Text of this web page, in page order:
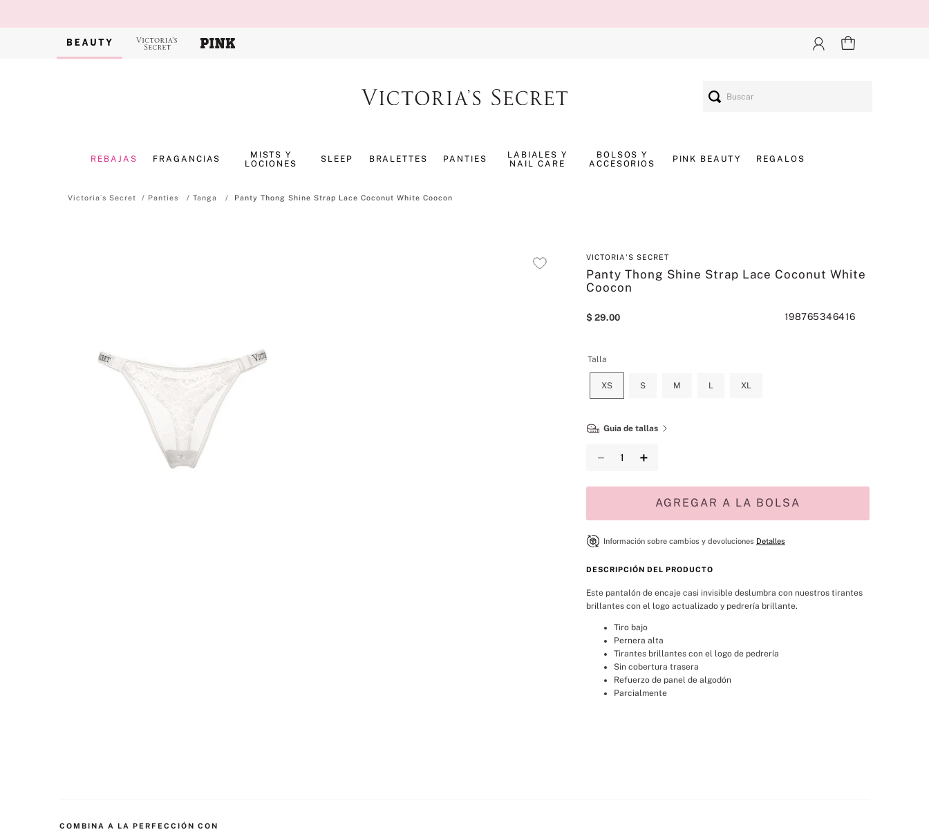
REBAJAS FRAGANCIAS
MISTS Y
LOCIONES
SLEEP BRALETTES PANTIES
LABIALES Y
NAIL CARE
BOLSOS Y
ACCESORIOS
PINK BEAUTY REGALOS
Panties Tanga Panty Thong Shine Strap Lace Coconut White Coocon
VICTORIA'S SECRET
Panty Thong Shine Strap Lace Coconut White
Coocon
$ 29.00 198765346416
Talla
XS S M L XL
Guia de tallas
＋
－
AGREGAR A LA BOLSA
Información sobre cambios y devoluciones Detalles
DESCRIPCIÓN DEL PRODUCTO
Este pantalón de encaje casi invisible deslumbra con nuestros tirantes
brillantes con el logo actualizado y pedrería brillante.
Tiro bajo
Pernera alta
Tirantes brillantes con el logo de pedrería
Sin cobertura trasera
Refuerzo de panel de algodón
Parcialmente
COMBINA A LA PERFECCIÓN CON
3.
bombshell